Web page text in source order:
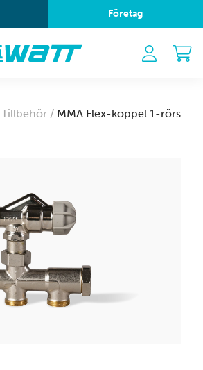
Företag
Tillbehör / MMA Flex-koppel 1-rörs